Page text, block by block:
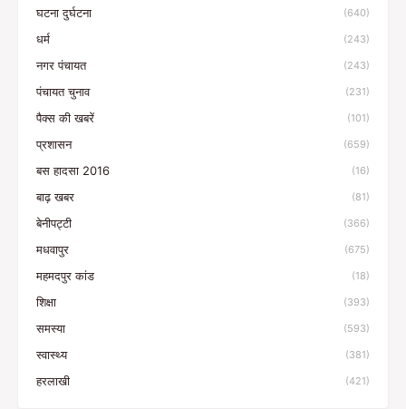
घटना दुर्घटना (640)
धर्म (243)
नगर पंचायत (243)
पंचायत चुनाव (231)
पैक्स की खबरें (101)
प्रशासन (659)
बस हादसा 2016 (16)
बाढ़ खबर (81)
बेनीपट्टी (366)
मधवापुर (675)
महमदपुर कांड (18)
शिक्षा (393)
समस्या (593)
स्वास्थ्य (381)
हरलाखी (421)